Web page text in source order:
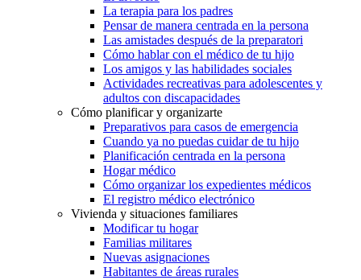
La terapia para los padres
Pensar de manera centrada en la persona
Las amistades después de la preparatori
Cómo hablar con el médico de tu hijo
Los amigos y las habilidades sociales
Actividades recreativas para adolescentes y
adultos con discapacidades
Cómo planificar y organizarte
Preparativos para casos de emergencia
Cuando ya no puedas cuidar de tu hijo
Planificación centrada en la persona
Hogar médico
Cómo organizar los expedientes médicos
El registro médico electrónico
Vivienda y situaciones familiares
Modificar tu hogar
Familias militares
Nuevas asignaciones
Habitantes de áreas rurales